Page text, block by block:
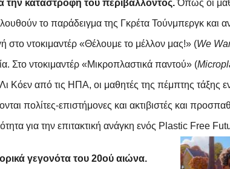
καταστροφή του περιβάλλοντος.Όπως οι
το παράδειγμα της Γκρέτα Τούνμπεργκ και
στο ντοκιμαντέρ «Θέλουμε το μέλλον μας!» (We
Στο ντοκιμαντέρ«Μικροπλαστικά παντού» (
Κόεν από τις ΗΠΑ, οι μαθητές της πέμπτης τάξης
πολίτες-επιστήμονες και ακτιβιστές και
για την επιτακτική ανάγκη ενός Plastic Free
γεγονότα του 20ού αιώνα.